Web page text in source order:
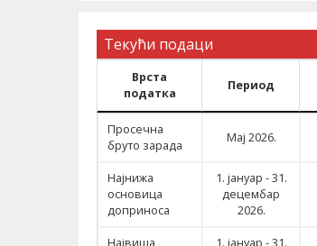
Текући подаци
Врста
податка
Период
податка
Просечна
бруто зарада
Мај 2026.
Најнижа
основица
доприноса
1. јануар - 31.
децембар
2026.
Највиша
1. јануар - 31.